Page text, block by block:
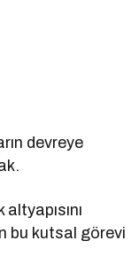
devreye
bu kutsal görevi